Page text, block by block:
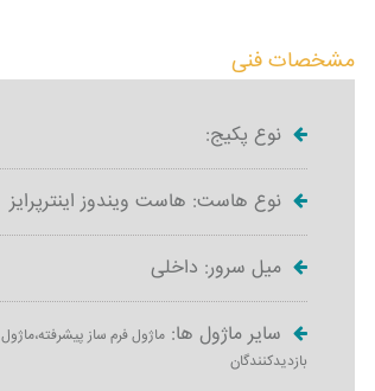
مشخصات فنی
نوع پکیج:
نوع هاست: هاست ویندوز اینترپرایز
میل سرور: داخلی
سایر ماژول ها: ماژول فرم ساز پیشرفته،ماژول
بازدیدکنندگان